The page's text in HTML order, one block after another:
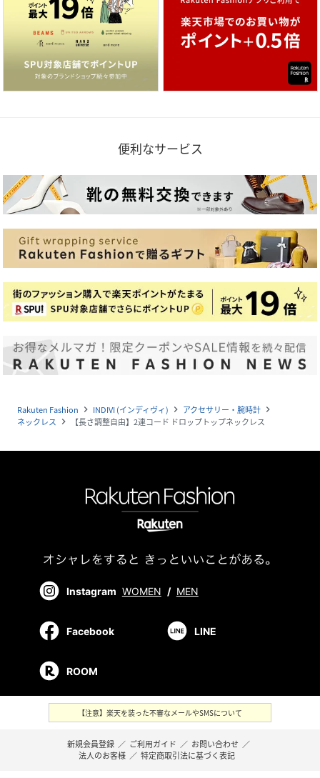
便利なサービス
Rakuten Fashion navigate_next INDIVI (インディヴィ) navigate_next アクセサリー・腕時計 navigate_next
ネックレス navigate_next 【長さ調整自由】2連コード ドロップトップネックレス
Instagram WOMEN / MEN
Facebook LINE
ROOM
【注意】楽天を装った不審なメールやSMSについて
新規会員登録 ／ ご利用ガイド ／ お問い合わせ ／
法人のお客様 ／ 特定商取引法に基づく表記